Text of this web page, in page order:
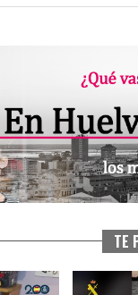
TE